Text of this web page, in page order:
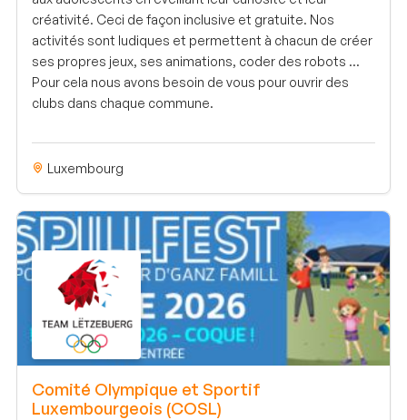
créativité. Ceci de façon inclusive et gratuite. Nos
activités sont ludiques et permettent à chacun de créer
ses propres jeux, ses animations, coder des robots ...
Pour cela nous avons besoin de vous pour ouvrir des
clubs dans chaque commune.
Luxembourg
Comité Olympique et Sportif
Luxembourgeois (COSL)